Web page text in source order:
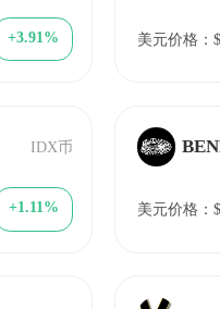
+3.91%
IDX币
+1.11%
美元价格：
美元价格：